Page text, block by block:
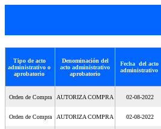
Tipo de acto
administrativo o
aprobatorio
Denominación del
acto administrativo
aprobatorio
Fecha del acto
administrativo
Orden de Compra AUTORIZA COMPRA 02-08-2022
Orden de Compra AUTORIZA COMPRA 02-08-2022